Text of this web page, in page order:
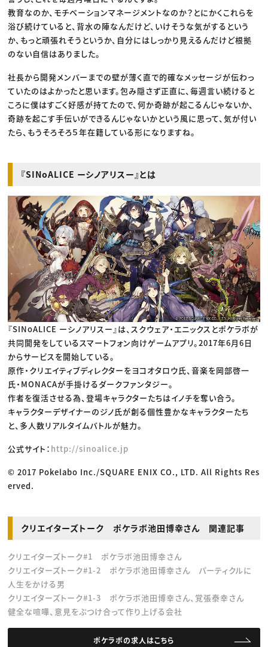
教育なのか、モチベーションマネージメントなのか？とにかくこれらを
浴び続けていると、背水の陣なんだけど、いけそうな気がするという
か、もっと頑張れそうというか、自分にはしっかり見えるんだけど根拠
のない自信はありました。
社長から開発メンバーまでの壁が薄く直で的確なメッセージが伝わっ
ていたのはよかったと思います。包み隠さず正直に、毎週言い続けると
ころに僕はすごく好感が持てたので、何か奇跡が起こるんじゃないか、
奇跡を起こす手伝いができるんじゃないかという風に思って、気が付い
たら、もうそろそろ５年在籍している形になりますね。
『SINoALICE ーシノアリスー』とは
『SINoALICE ーシノアリスー』は、スクウェア・エニックスとポケラボが
共同開発をしているスマートフォン向けゲームアプリ。2017年6月6日
からサービスを開始している。
原作・クリエイティブディレクターをヨコオタロウ氏、音楽を岡部啓一
氏・MONACAが手掛けるダークファンタジー。
作者を復活させる為、登場キャラクターたちはイノチを奪い合う。
キャラクターデザイナーのジノ氏が創る個性豊かなキャラクターたち
と、多人数リアルタイムバトルが魅力。
公式サイト： http://sinoalice.jp
© 2017 Pokelabo Inc./SQUARE ENIX CO., LTD. All Rights Res
erved.
クリエイターズトーク ポケラボ池田博幸さん 関連記事
クリエイターズトーク#1 ポケラボ池田博幸さん
クリエイターズトーク#1-2 ポケラボ池田博幸さん パーティクルに
人生をかける男
クリエイターズトーク#1-3 ポケラボ池田博幸さん、覚張泰幸さん
健全な喧嘩、意見をぶつけ合って作り上げる会社
ポケラボの求人はこちら